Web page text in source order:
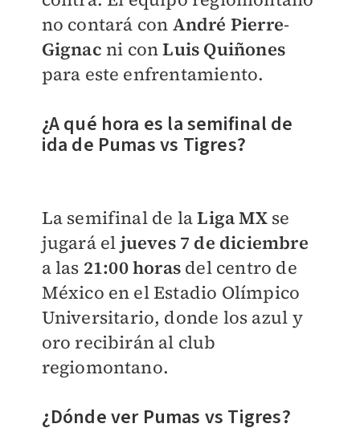
no contará con André Pierre-
Gignac ni conLuis Quiñones
para este enfrentamiento.
¿A qué hora es la semifinal de
ida de Pumas vs Tigres?
La semifinal de laLigaMXse
jugará el jueves 7 de diciembre
a las 21:00 horas del centro de
México en el Estadio Olímpico
Universitario, donde los azul y
oro recibirán al club
regiomontano.
¿Dónde ver Pumas vs Tigres?